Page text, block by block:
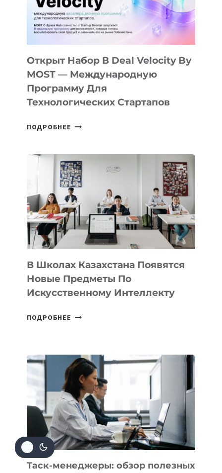
CAMP
ДАЛ
30
ПОДРОСТКАМ
БИЛЕТ
В
ПРЕДПРИНИМАТЕЛЬСТВО
Открыт Набор В Deal Velocity By
MOST — Международную
Программу Для
Технологических Стартапов
ПОДРОБНЕЕ ОТКРЫТ
DEAL
VELOCITY
BY
MOST
—
МЕЖДУНАРОДНУЮ
ПРОГРАММУ
ДЛЯ
ТЕХНОЛОГИЧЕСКИХ
В Школах Казахстана Появятся
Новые Предметы По
Искусственному Интеллекту
ПОДРОБНЕЕ
НОВЫЕ
ПРЕДМЕТЫ
ПО
ИСКУССТВЕННОМУ
ИНТЕЛЛЕКТУ
Таск-менеджеры: обзор полезных